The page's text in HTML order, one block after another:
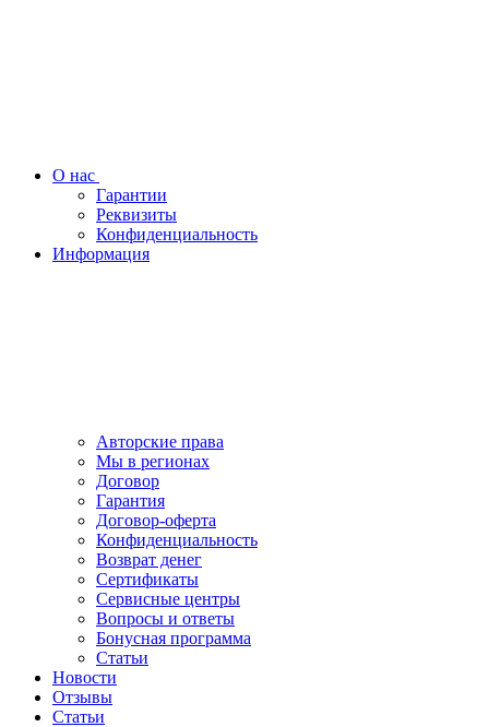
О нас
Гарантии
Реквизиты
Конфиденциальность
Информация
Авторские права
Мы в регионах
Договор
Гарантия
Договор-оферта
Конфиденциальность
Возврат денег
Сертификаты
Сервисные центры
Вопросы и ответы
Бонусная программа
Статьи
Новости
Отзывы
Статьи